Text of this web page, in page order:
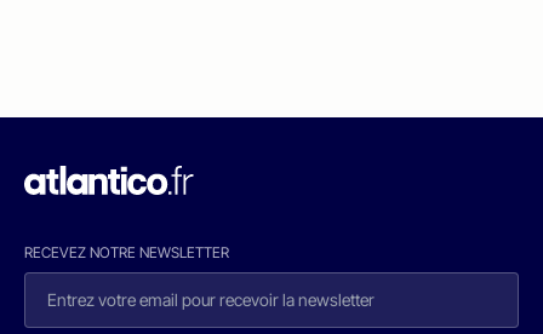
RECEVEZ NOTRE NEWSLETTER